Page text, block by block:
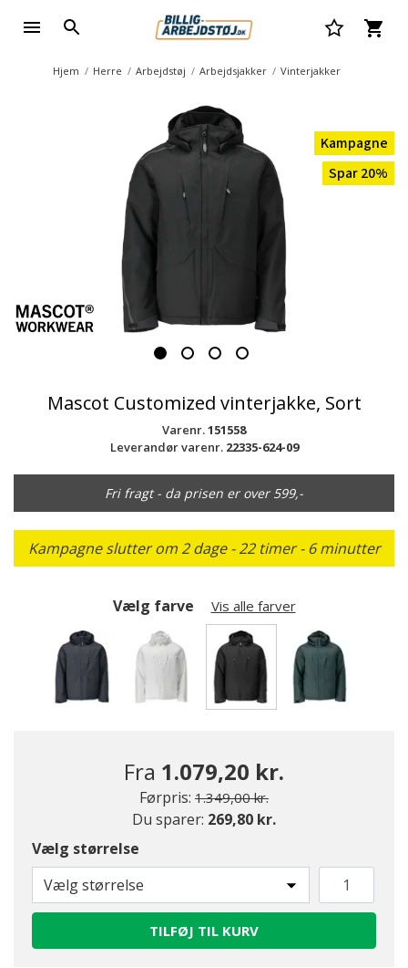
Hjem Herre Arbejdstøj Arbejdsjakker Vinterjakker
Kampagne
Spar 20%
Mascot Customized vinterjakke, Sort
Varenr.151558
Leverandør varenr. 22335-624-09
Fri fragt - da prisen er over 599,-
Kampagne slutter om 2 dage - 22 timer - 6 minutter
Vælg farve Vis alle farver
Fra 1.079,20 kr.
Førpris: Pris nedsat fra
1.349,00 kr.til
Du sparer: 269,80 kr.
Vælg størrelse
Vælg størrelse
TILFØJ TIL KURV